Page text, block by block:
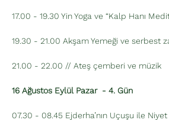
17.00 - 19.30 Yin Yoga ve “Kalp Hanı
19.30 - 21.00 Akşam Yemeği ve serbest
21.00 - 22.00 // Ateş çemberi ve müzik
16 Ağustos Eylül Pazar  - 4. Gün
07.30 - 08.45 Ejderha’nın Uçuşu ile